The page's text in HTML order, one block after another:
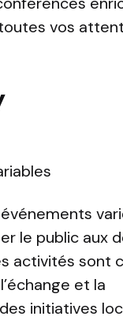
vos
le public aux
activités sont
et la
initiatives